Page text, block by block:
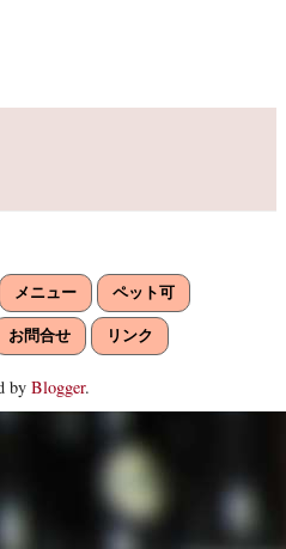
メニュー ペット可
お問合せ リンク
by Blogger.